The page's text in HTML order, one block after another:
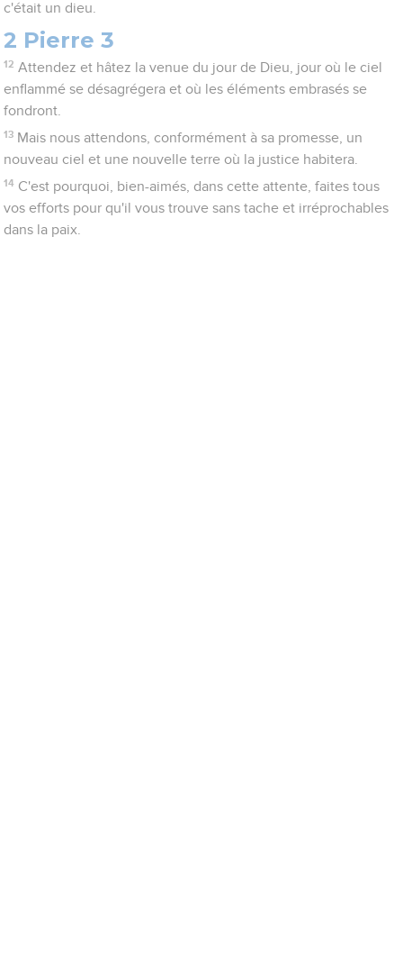
c'était un dieu.
2 Pierre 3
12 Attendez et hâtez la venue du jour de Dieu, jour où le ciel
enflammé se désagrégera et où les éléments embrasés se
fondront.
13 Mais nous attendons, conformément à sa promesse, un
nouveau ciel et une nouvelle terre où la justice habitera.
14 C'est pourquoi, bien-aimés, dans cette attente, faites tous
vos efforts pour qu'il vous trouve sans tache et irréprochables
dans la paix.